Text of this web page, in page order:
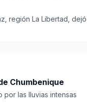
región La Libertad, dejó
Chumbenique
las lluvias intensas